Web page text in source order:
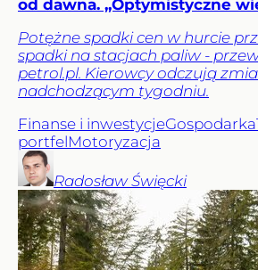
od dawna. „Optymistyczne
Potężne spadki cen w hurcie
spadki na stacjach paliw -
petrol.pl. Kierowcy odczują
nadchodzącym tygodniu.
Finanse i inwestycjeGospodarka
portfelMotoryzacja
Radosław Święcki